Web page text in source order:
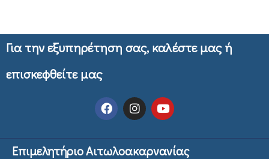
Για την εξυπηρέτηση σας, καλέστε μας ή
επισκεφθείτε μας
Επιμελητήριο Αιτωλοακαρνανίας